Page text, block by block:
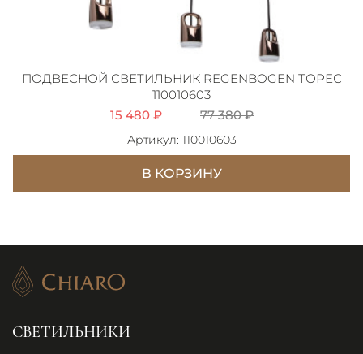
ПОДВЕСНОЙ СВЕТИЛЬНИК REGENBOGEN ТОРЕС
110010603
15 480 ₽
77 380 ₽
Артикул: 110010603
В КОРЗИНУ
СВЕТИЛЬНИКИ